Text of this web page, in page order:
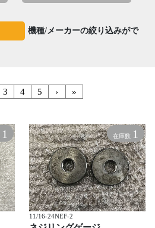
機種/メーカーの絞り込みがで
3 4 5 › »
1 在庫数 1
11/16-24NEF-2